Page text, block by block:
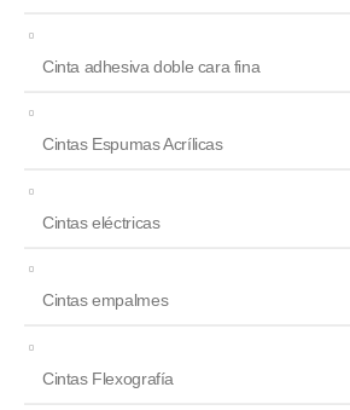
Cinta adhesiva doble cara fina
Cintas Espumas Acrílicas
Cintas eléctricas
Cintas empalmes
Cintas Flexografía